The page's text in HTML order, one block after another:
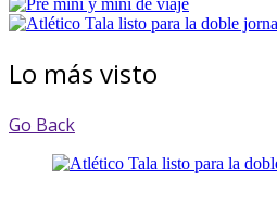
Lo más visto
Go Back